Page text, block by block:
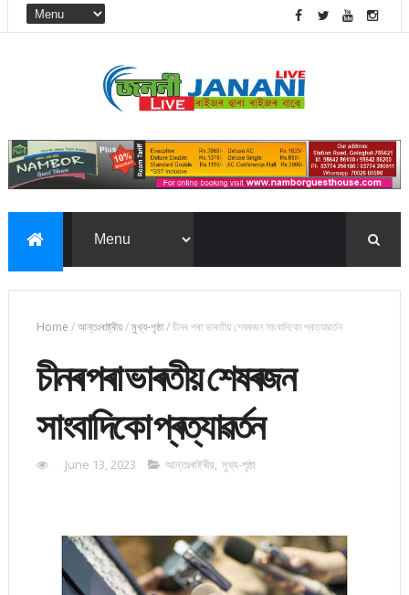
Home /আন্তঃৰাষ্ট্ৰীয়/মুখ্য-পৃষ্ঠা/চীনৰ পৰা ভাৰতীয় শেষৰজন সাংবাদিকো প্ৰত্যাৱৰ্তন
চীনৰ পৰা ভাৰতীয় শেষৰজন
সাংবাদিকো প্ৰত্যাৱৰ্তন
June 13, 2023 আন্তঃৰাষ্ট্ৰীয় মুখ্য-পৃষ্ঠা